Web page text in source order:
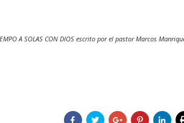
A SOLAS CON DIOS escrito por el pastor Marcos